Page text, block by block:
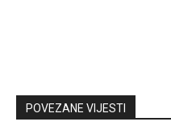
POVEZANE VIJESTI